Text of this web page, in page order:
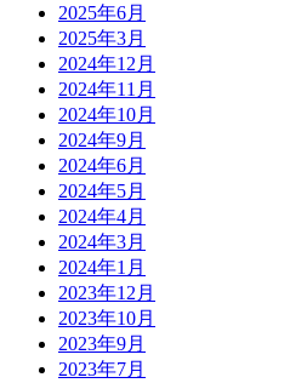
2025年6月
2025年3月
2024年12月
2024年11月
2024年10月
2024年9月
2024年6月
2024年5月
2024年4月
2024年3月
2024年1月
2023年12月
2023年10月
2023年9月
2023年7月